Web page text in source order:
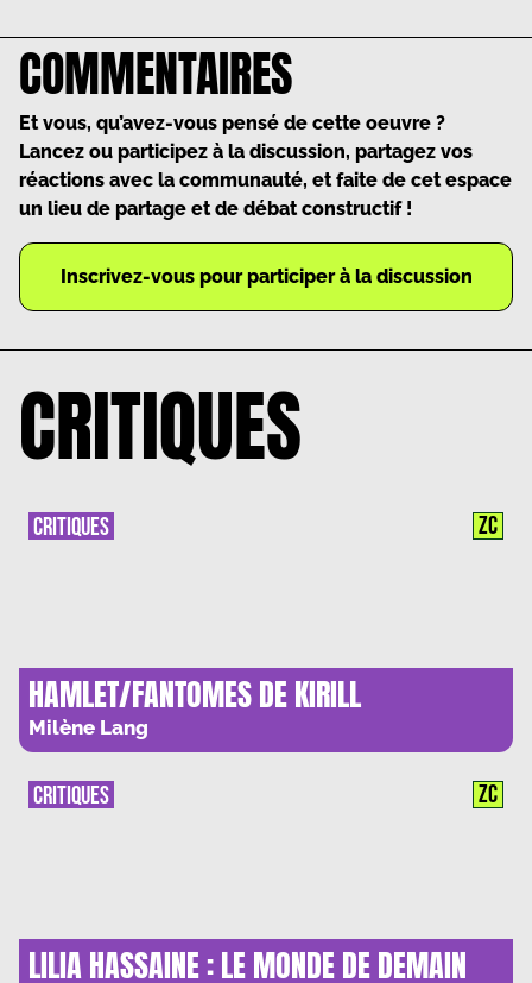
COMMENTAIRES
Et vous, qu’avez-vous pensé de cette oeuvre ?
Lancez ou participez à la discussion, partagez vos
réactions avec la communauté, et faite de cet espace
un lieu de partage et de débat constructif !
Inscrivez-vous pour participer à la discussion
CRITIQUES
HAMLET/FANTOMES DE KIRILL
SEREBRENNIKOV : SHAKESPEARE DANS
L’OMBRE DE WAGNER
Milène Lang
CRITIQUES ZC
LILIA HASSAINE : LE MONDE DE DEMAIN
CRITIQUES ZC